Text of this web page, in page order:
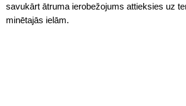
savukārt ātruma ierobežojums attieksies uz
minētajās ielām.